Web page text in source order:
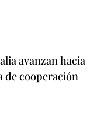
avanzan hacia
de cooperación